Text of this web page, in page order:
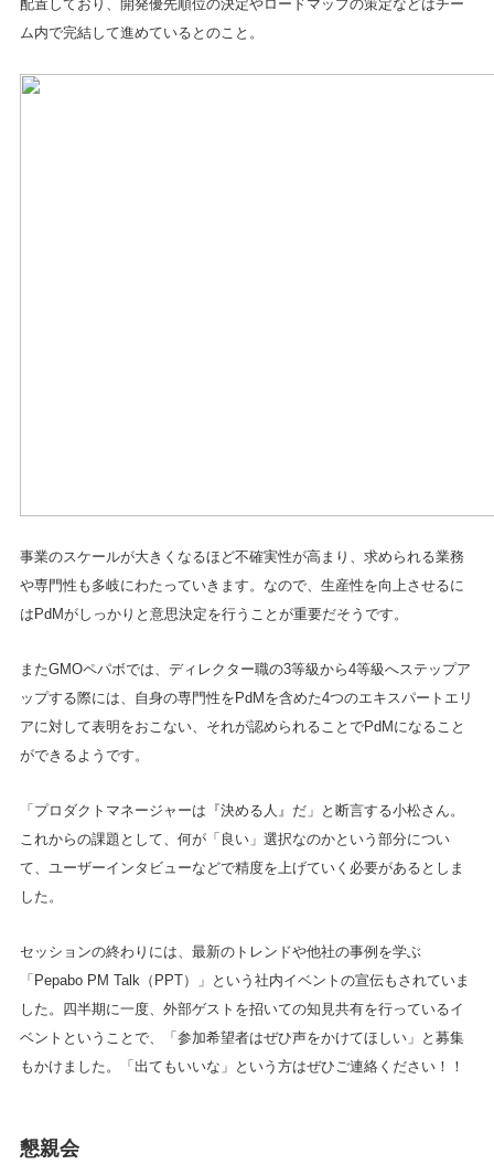
配置しており、開発優先順位の決定やロードマップの策定などはチー
ム内で完結して進めているとのこと。
事業のスケールが大きくなるほど不確実性が高まり、求められる業務
や専門性も多岐にわたっていきます。なので、生産性を向上させるに
はPdMがしっかりと意思決定を行うことが重要だそうです。
またGMOペパボでは、ディレクター職の3等級から4等級へステップア
ップする際には、自身の専門性をPdMを含めた4つのエキスパートエリ
アに対して表明をおこない、それが認められることでPdMになること
ができるようです。
「プロダクトマネージャーは『決める人』だ」と断言する小松さん。
これからの課題として、何が「良い」選択なのかという部分につい
て、ユーザーインタビューなどで精度を上げていく必要があるとしま
した。
セッションの終わりには、最新のトレンドや他社の事例を学ぶ
「Pepabo PM Talk（PPT）」という社内イベントの宣伝もされていま
した。四半期に一度、外部ゲストを招いての知見共有を行っているイ
ベントということで、「参加希望者はぜひ声をかけてほしい」と募集
もかけました。「出てもいいな」という方はぜひご連絡ください！！
懇親会